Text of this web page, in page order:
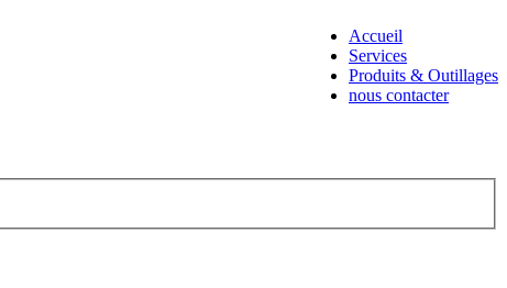
Accueil
Services
Produits & Outillages
nous contacter